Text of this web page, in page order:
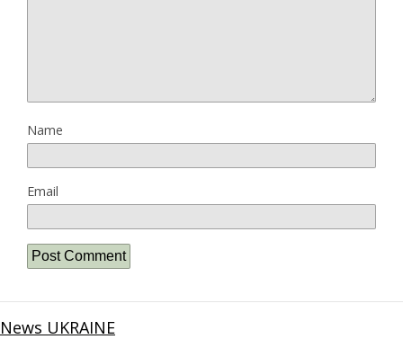
Name
Email
News UKRAINE